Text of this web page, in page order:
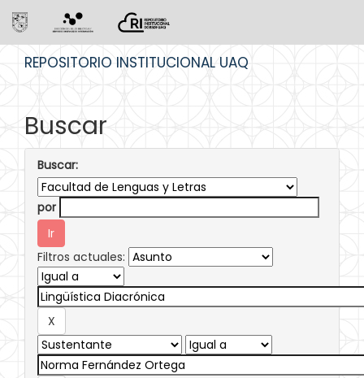
REPOSITORIO INSTITUCIONAL UAQ
Buscar
Buscar:
por
Filtros actuales: